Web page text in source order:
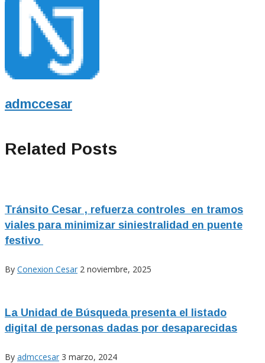
admccesar
Related Posts
Tránsito Cesar , refuerza controles en tramos
viales para minimizar siniestralidad en puente
festivo
By Conexion Cesar 2 noviembre, 2025
La Unidad de Búsqueda presenta el listado
digital de personas dadas por desaparecidas
By admccesar 3 marzo, 2024